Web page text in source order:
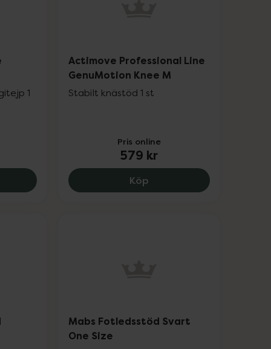
1
Leukotape Sports Edition Beige, 159 kr.
Actimove Professional Line
GenuMotion Knee M
Stabilt knästöd 1 st
Pris online
579 kr
KöpActimove Professional
Mabs Fotledsstöd Svart
One Size